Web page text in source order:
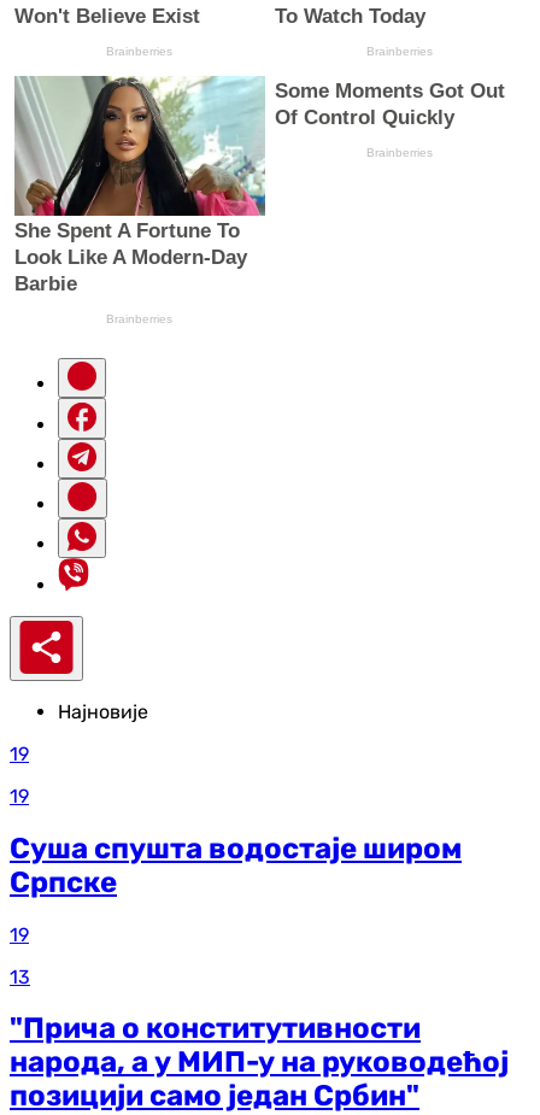
Најновије
19
19
Суша спушта водостаје широм
Српске
19
13
"Прича о конститутивности
народа, а у МИП-у на руководећој
позицији само један Србин"